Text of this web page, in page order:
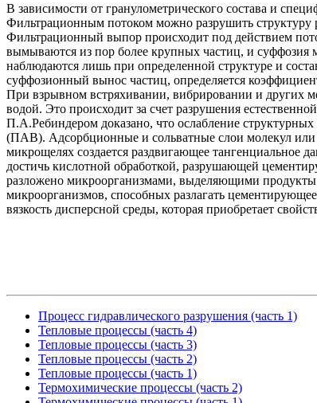
В зависимости от гранулометрического состава и
Фильтрационным потоком можно разрушить
Фильтрационный выпор происходит под действием
вымываются из пор более крупных частиц, и
наблюдаются лишь при определенной структуре и
суффозионный вынос частиц, определяется
При взрывном встряхивании, вибрировании и других
водой. Это происходит за счет разрушения
П.А.Ребиндером доказано, что ослабление
(ПАВ). Адсорбционные и сольватные слои молекул
микрощелях создается раздвигающее тангенциальное
достичь кислотной обработкой, разрушающей
разложено микроорганизмами, выделяющими
микроорганизмов, способных разлагать
вязкость дисперсной среды, которая приобретает
Процесс гидравлического разрушения (часть 1)
Тепловые процессы (часть 4)
Тепловые процессы (часть 3)
Тепловые процессы (часть 2)
Тепловые процессы (часть 1)
Термохимические процессы (часть 2)